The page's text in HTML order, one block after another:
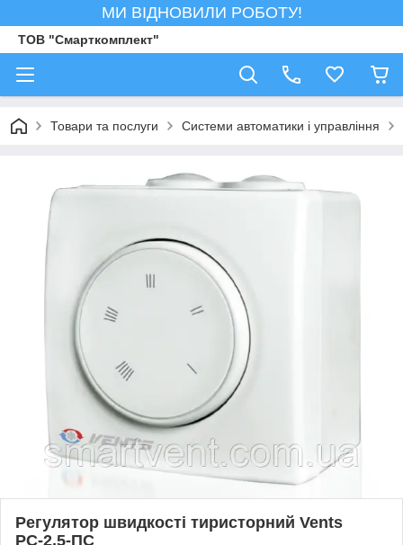
МИ ВІДНОВИЛИ РОБОТУ!
ТОВ "Смарткомплект"
Товари та послуги Системи автоматики і управління
Регулятор швидкості тиристорний Vents
РС-2,5-ПС